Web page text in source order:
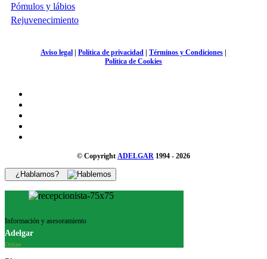
Pómulos y lábios
Rejuvenecimiento
Aviso legal | Política de privacidad | Términos y Condiciones |
Política de Cookies
© Copyright ADELGAR 1994 - 2026
¿Hablamos?
Información y asesoramiento
Adelgar
Online